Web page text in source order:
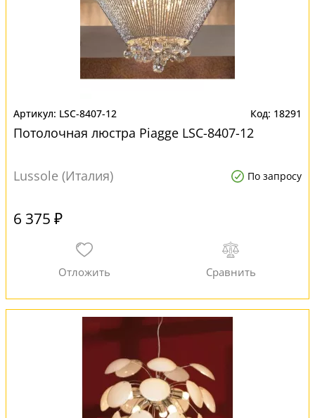
LSC-8407-12 18291
Потолочная люстра Piagge LSC-8407-12
Lussole (Италия) По запросу
6 375 ₽